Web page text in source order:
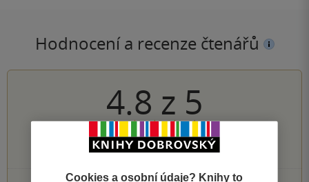
Hodnocení a recenze čtenářů
4.8 z 5
4hodnocení čtenářů
Cookies a osobní údaje? Knihy to